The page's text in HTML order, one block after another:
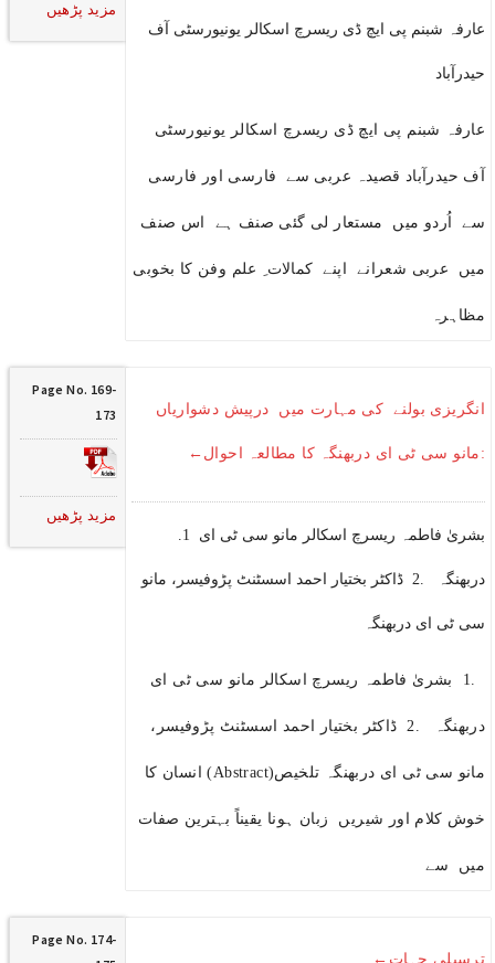
عارفہ شبنم پی ایچ ڈی ریسرچ اسکالر یونیورسٹی آف
حیدرآباد
عارفہ شبنم پی ایچ ڈی ریسرچ اسکالر یونیورسٹی
آف حیدرآباد قصیدہ عربی سے فارسی اور فارسی
سے اُردو میں مستعار لی گئی صنف ہے اس صنف
میں عربی شعرانے اپنے کمالات ِ علم وفن کا بخوبی
مظاہرہ
مزید پڑھیں
انگریزی بولنے کی مہارت میں درپیش دشواریاں
:مانو سی ٹی ای دربھنگہ کا مطالعہ احوال←
.1 بشریٰ فاطمہ ریسرچ اسکالر مانو سی ٹی ای
دربھنگہ .2 ڈاکٹر بختیار احمد اسسٹنٹ پڑوفیسر، مانو
سی ٹی ای دربھنگہ
.1 بشریٰ فاطمہ ریسرچ اسکالر مانو سی ٹی ای
دربھنگہ .2 ڈاکٹر بختیار احمد اسسٹنٹ پڑوفیسر،
مانو سی ٹی ای دربھنگہ تلخیص(Abstract) انسان کا
خوش کلام اور شیریں زبان ہونا یقیناً بہترین صفات
میں سے
Page No. 169-
173
مزید پڑھیں
ترسیلی جہات←
Page No. 174-